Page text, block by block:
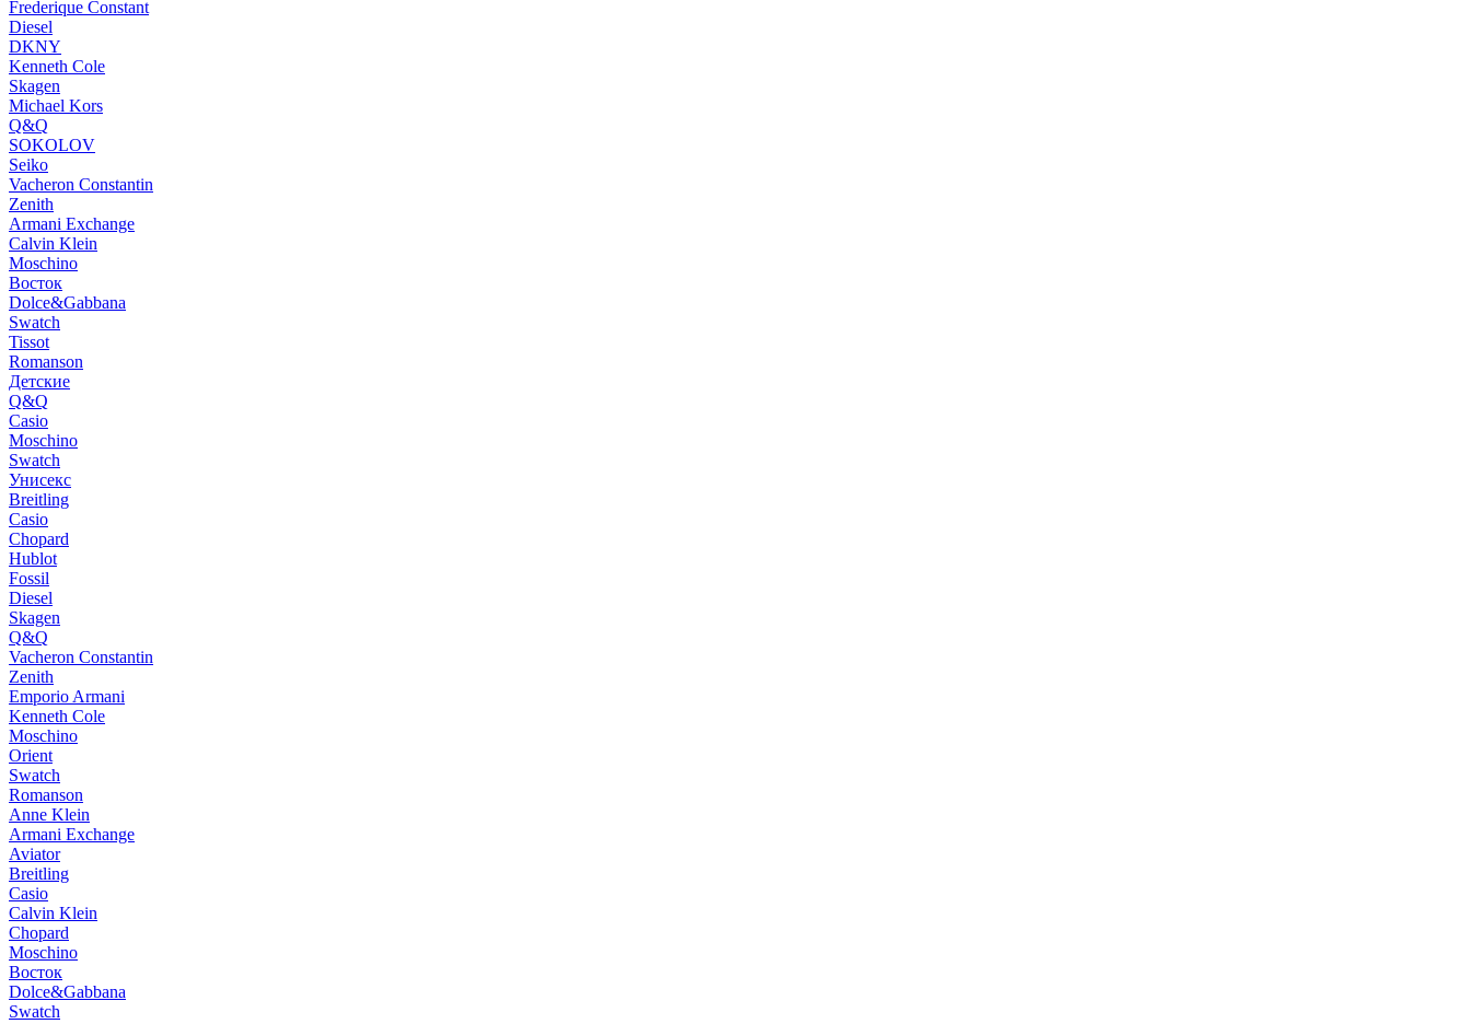
Frederique Constant
Diesel
DKNY
Kenneth Cole
Skagen
Michael Kors
Q&Q
SOKOLOV
Seiko
Vacheron Constantin
Zenith
Armani Exchange
Calvin Klein
Moschino
Восток
Dolce&Gabbana
Swatch
Tissot
Romanson
Детские
Q&Q
Casio
Moschino
Swatch
Унисекс
Breitling
Casio
Chopard
Hublot
Fossil
Diesel
Skagen
Q&Q
Vacheron Constantin
Zenith
Emporio Armani
Kenneth Cole
Moschino
Orient
Swatch
Romanson
Anne Klein
Armani Exchange
Aviator
Breitling
Casio
Calvin Klein
Chopard
Moschino
Восток
Dolce&Gabbana
Swatch